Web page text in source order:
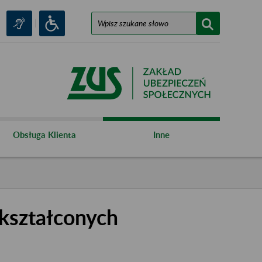
Obsługa Klienta Inne